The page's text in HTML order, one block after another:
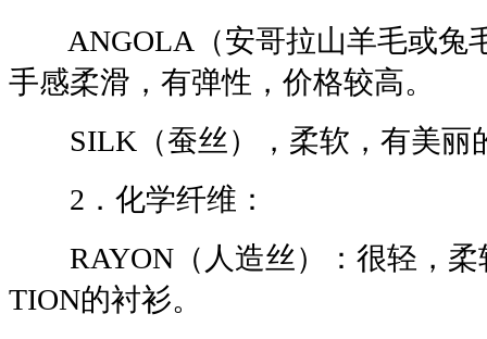
ANGOLA（安哥拉山羊毛或兔
手感柔滑，有弹性，价格较高。
SILK（蚕丝），柔软，有美丽
2．化学纤维：
RAYON（人造丝）：很轻，柔
TION的衬衫。